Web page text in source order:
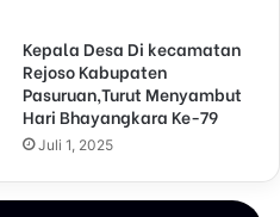
Kepala Desa Di kecamatan
Rejoso Kabupaten
Pasuruan,Turut Menyambut
Hari Bhayangkara Ke-79
Juli 1, 2025